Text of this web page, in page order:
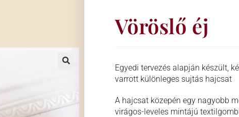
Vöröslő éj
Egyedi tervezés alapján készült,
varrott különleges sujtás hajcsat
A hajcsat közepén egy nagyobb
virágos-leveles mintájú textilgomb